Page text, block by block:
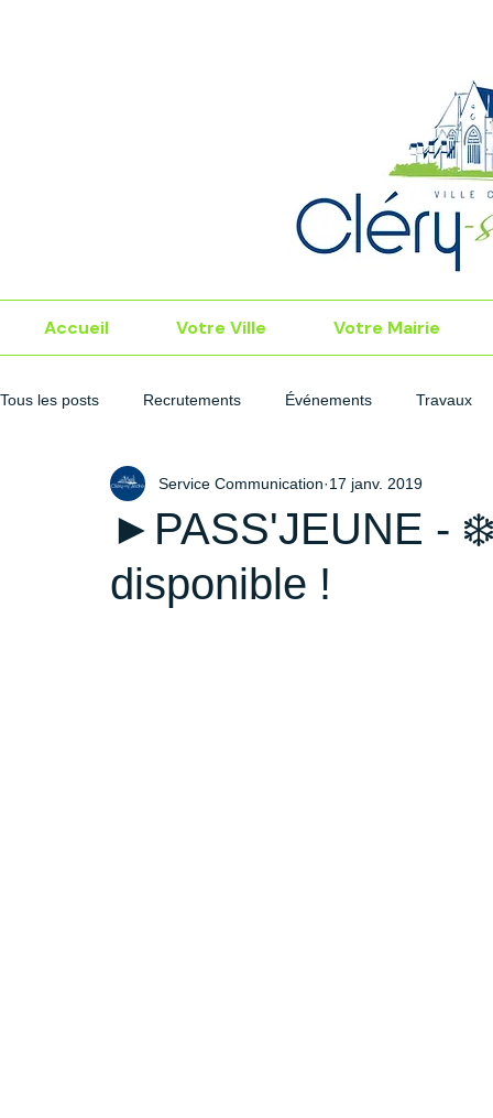
Accueil Votre Ville Votre Mairie
Tous les posts Recrutements Événements Travaux
►PASS'JEUNE -
disponible !
Service Communication 17 janv. 2019